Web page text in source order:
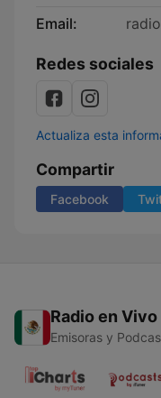
Email:
Redes sociales
Actualiza esta
Compartir
Facebook
Radio en Vivo
Emisoras y